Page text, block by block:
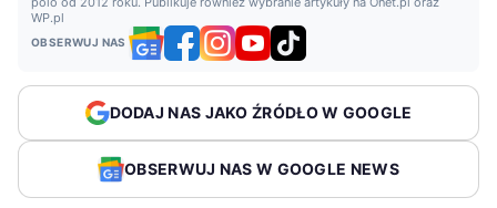
WP.pl
OBSERWUJ NAS
DODAJ NAS JAKO ŹRÓDŁO W GOOGLE
OBSERWUJ NAS W GOOGLE NEWS